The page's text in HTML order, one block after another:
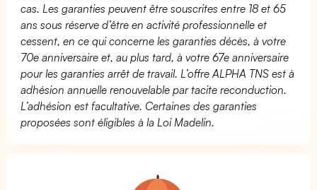
cas. Les garanties peuvent être souscrites entre 18 et 65
ans sous réserve d’être en activité professionnelle et
cessent, en ce qui concerne les garanties décès, à votre
70e anniversaire et, au plus tard, à votre 67e anniversaire
pour les garanties arrêt de travail. L’offre ALPHA TNS est à
adhésion annuelle renouvelable par tacite reconduction.
L’adhésion est facultative. Certaines des garanties
proposées sont éligibles à la Loi Madelin.